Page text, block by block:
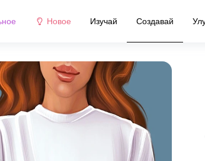
Новое Изучай Создавай